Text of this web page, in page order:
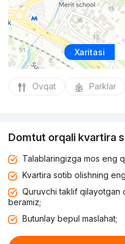
Xaritasi
Ovqat Parklar
Domtut orqali kvartira
Talablaringizga mos eng
Kvartira sotib olishning
Quruvchi taklif qilayotgan
beramiz;
Butunlay bepul maslahat;